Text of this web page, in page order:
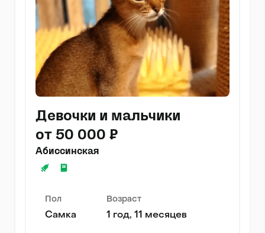
Девочки и мальчики
от 50 000 ₽
Абиссинская
Пол
Самка
Возраст
1 год, 11 месяцев